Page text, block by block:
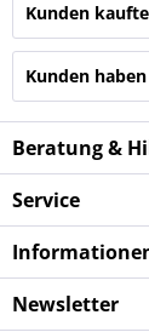
Kunden
Kunden
Beratung &
Service
Newsletter